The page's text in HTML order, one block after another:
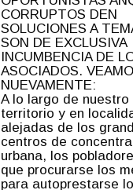
CORRUPTOS DEN
SOLUCIONES A
SON DE EXCLUSIVA
INCUMBENCIA DE
ASOCIADOS.
NUEVAMENTE:
A lo largo de nuestro
territorio y en
alejadas de los
centros de
urbana, los
que procurarse los
para autoprestarse